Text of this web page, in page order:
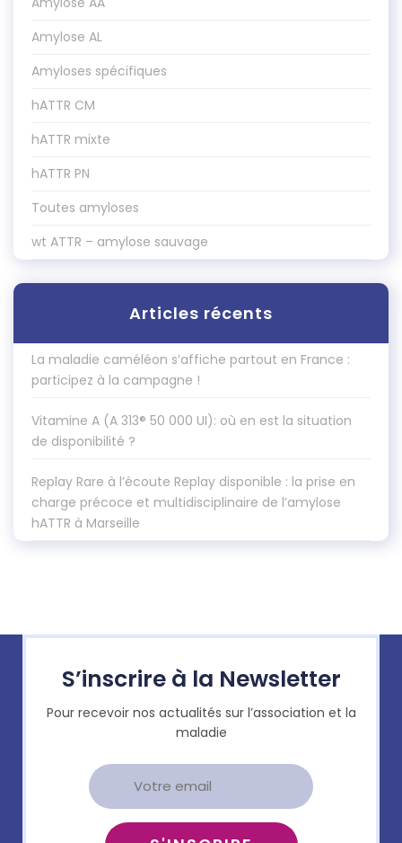
Amylose AL
Amyloses spécifiques
hATTR CM
hATTR mixte
hATTR PN
Toutes amyloses
wt ATTR – amylose sauvage
Articles récents
La maladie caméléon s’affiche partout en France :
participez à la campagne !
Vitamine A (A 313® 50 000 UI): où en est la situation
de disponibilité ?
Replay Rare à l’écoute Replay disponible : la prise en
charge précoce et multidisciplinaire de l’amylose
hATTR à Marseille
S’inscrire à la Newsletter
Pour recevoir nos actualités sur l’association et la
maladie